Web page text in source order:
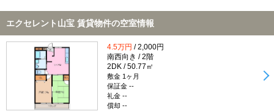
エクセレント山宝 賃貸物件の空室情報
4.5万円 / 2,000円
南西向き / 2階
2DK / 50.77㎡
敷金 1ヶ月
保証金 --
礼金 --
償却 --